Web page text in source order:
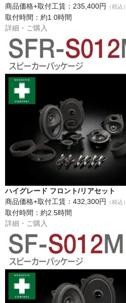
商品価格+取付工賃：235,400円
（税込）
取付時間：約1.0時間
詳細・ご購入
ハイグレード フロント/リアセット
商品価格+取付工賃：432,300円
（税込）
取付時間：約2.5時間
詳細・ご購入